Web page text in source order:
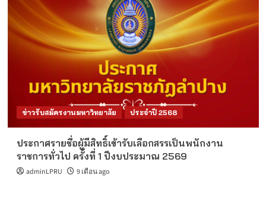
ข่าวรับสมัครงานมหาวิทยาลัย ประจำปี 2568
ประกาศรายชื่อผู้มีสิทธิ์เข้ารับเลือกสรรเป็นพนักงาน
ราชการทั่วไป ครั้งที่ 1 ปีงบประมาณ 2569
adminLPRU 9 เดือน ago